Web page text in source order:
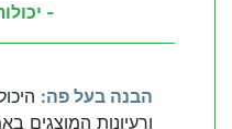
-
הבנה בעל פה:
ורעיונות המוצגים